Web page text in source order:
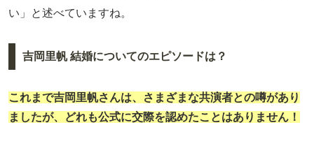
い」と述べていますね。
吉岡里帆 結婚についてのエピソードは？
これまで吉岡里帆さんは、さまざまな共演者との噂があり
ましたが、どれも公式に交際を認めたことはありません！